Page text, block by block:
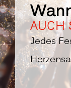
AUCH
Jedes